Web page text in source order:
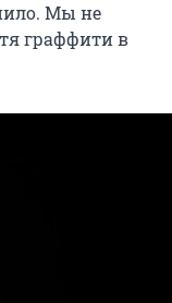
Мы не
граффити в